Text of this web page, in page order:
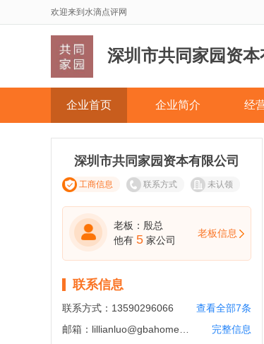
欢迎来到水滴点评网
深圳市共同家园资本
企业首页 企业简介 经
深圳市共同家园资本有限公司
工商信息 联系方式 未认领
老板：殷总
他有 5 家公司
老板信息
联系信息
联系方式： 13590296066
查看全部7条
邮箱：
完整信息